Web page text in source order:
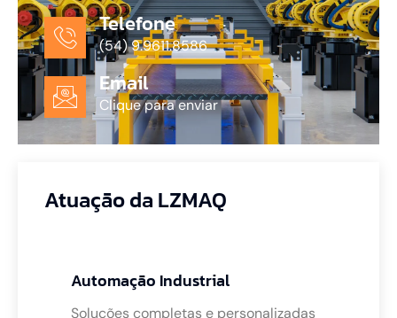
Telefone
(54) 9.9611.8586
Email
Clique para enviar
Atuação da LZMAQ
Automação Industrial
Soluções completas e personalizadas